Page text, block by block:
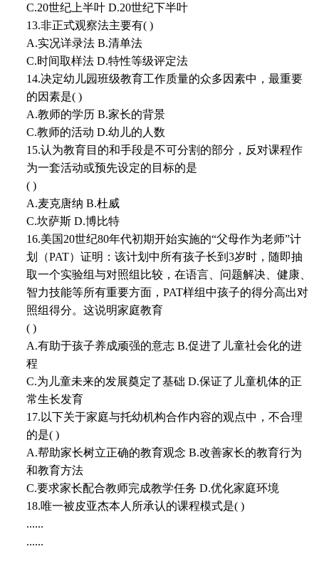
C.20世纪上半叶 D.20世纪下半叶
13.非正式观察法主要有( )
A.实况详录法 B.清单法
C.时间取样法 D.特性等级评定法
14.决定幼儿园班级教育工作质量的众多因素中，最重要
的因素是( )
A.教师的学历 B.家长的背景
C.教师的活动 D.幼儿的人数
15.认为教育目的和手段是不可分割的部分，反对课程作
为一套活动或预先设定的目标的是
( )
A.麦克唐纳 B.杜威
C.坎萨斯 D.博比特
16.美国20世纪80年代初期开始实施的“父母作为老师”计
划（PAT）证明：该计划中所有孩子长到3岁时，随即抽
取一个实验组与对照组比较，在语言、问题解决、健康、
智力技能等所有重要方面，PAT样组中孩子的得分高出对
照组得分。这说明家庭教育
( )
A.有助于孩子养成顽强的意志 B.促进了儿童社会化的进
程
C.为儿童未来的发展奠定了基础 D.保证了儿童机体的正
常生长发育
17.以下关于家庭与托幼机构合作内容的观点中，不合理
的是( )
A.帮助家长树立正确的教育观念 B.改善家长的教育行为
和教育方法
C.要求家长配合教师完成教学任务 D.优化家庭环境
18.唯一被皮亚杰本人所承认的课程模式是( )
......
......